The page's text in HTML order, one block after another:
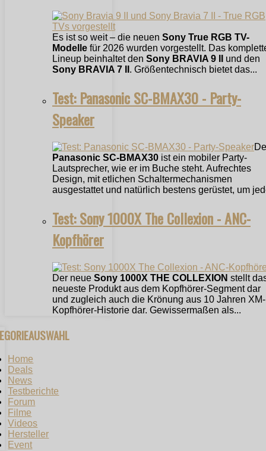
Es ist so weit – die neuen Sony True RGB TV-
Modelle für 2026 wurden vorgestellt. Das
Lineup beinhaltet den Sony BRAVIA 9 II
und den
Sony BRAVIA 7 II . Größentechnisch bietet das...
Test: Panasonic SC-BMAX30 - Party-
Speaker
Panasonic SC-BMAX30 ist ein mobiler Party-
Lautsprecher, wie er im Buche steht. Aufrechtes
Design, mit etlichen Schaltermechanismen
ausgestattet und natürlich bestens gerüstet, um
Test: Sony 1000X The Collexion - ANC-
Kopfhörer
Der neue Sony 1000X THE COLLEXION stellt
neueste Produkt aus dem Kopfhörer-Segment dar
und zugleich auch die Krönung aus 10 Jahren XM-
Kopfhörer-Historie dar. Gewissermaßen als...
Home
Deals
News
Testberichte
Forum
Filme
Videos
Hersteller
Event